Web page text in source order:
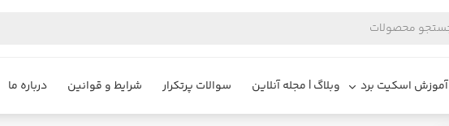
آموزش اسکیت برد وبلاگ | مجله آنلاین سوالات پرتکرار شرایط و قوانین درباره ما